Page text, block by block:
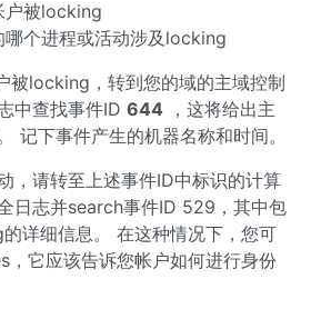
户被locking
哪个进程或活动涉及locking
被locking，转到您的域的主域控制
中查找事件ID 644 ，这将给出主
记下事件产生的机器名称和时间。
，请转至上述事件ID中标识的计算
日志并search事件ID 529，其中包
详细信息。 在这种情况下，您可
它应该告诉您帐户如何进行身份